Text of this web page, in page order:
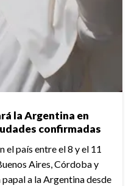
la Argentina en
confirmadas
el país entre el 8 y el 11
Aires, Córdoba y
a la Argentina desde